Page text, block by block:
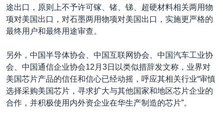
途出口，原则上不予许可镓、锗、锑、超硬材料相关两用物
项对美国出口，对石墨两用物项对美国出口，实施更严格的
最终用户和最终用途审查。
另外，中国半导体协会、中国互联网协会、中国汽车工业协
会、中国通信企业协会12月3日以类似措辞发文称，业界对
美国芯片产品的信任和信心已经动摇，呼应其相关行业“审慎
选择采购美国芯片，寻求扩大与其他国家和地区芯片企业的
合作，并积极使用内外资企业在华生产制造的芯片”。